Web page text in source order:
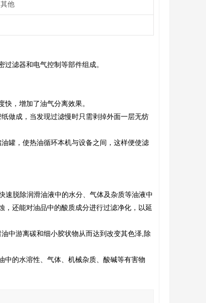
其他
滤器和电气控制等部件组成。
，增加了油气分离效果。
做成，当发现过滤慢时只需剥掉外面一层无纺
罐，使热油循环本机与设备之间，这样便使滤
速脱除润滑油液中的水分、气体及杂质等油液中
，还能对油品中的酸质成分进行过滤净化，以延
中游离碳和细小胶状物从而达到改变其色泽,除
中的水溶性、气体、机械杂质、酸碱等有害物